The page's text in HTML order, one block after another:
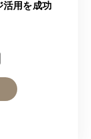
活用を成功